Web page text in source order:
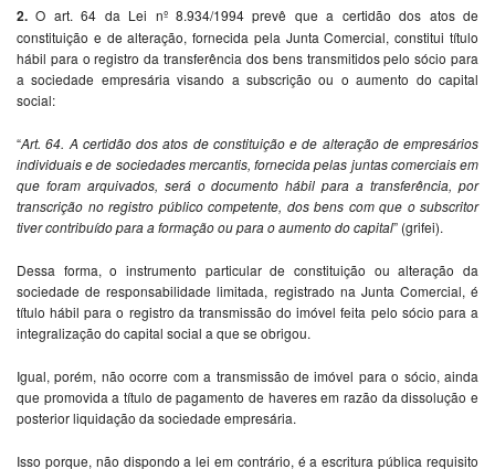
2.O art. 64 da Lei nº 8.934/1994 prevê que a certidão dos atos de
constituição e de alteração, fornecida pela Junta Comercial, constitui título
hábil para o registro da transferência dos bens transmitidos pelo sócio para
a sociedade empresária visando a subscrição ou o aumento do capital
social:
“Art. 64. A certidão dos atos de constituição e de alteração de empresários
individuais e de sociedades mercantis, fornecida pelas juntas comerciais em
que foram arquivados, será o documento hábil para a transferência, por
transcrição no registro público competente, dos bens com que o subscritor
tiver contribuído para a formação ou para o aumento do capital” (grifei).
Dessa forma, o instrumento particular de constituição ou alteração da
sociedade de responsabilidade limitada, registrado na Junta Comercial, é
título hábil para o registro da transmissão do imóvel feita pelo sócio para a
integralização do capital social a que se obrigou.
Igual, porém, não ocorre com a transmissão de imóvel para o sócio, ainda
que promovida a título de pagamento de haveres em razão da dissolução e
posterior liquidação da sociedade empresária.
Isso porque, não dispondo a lei em contrário, é a escritura pública requisito